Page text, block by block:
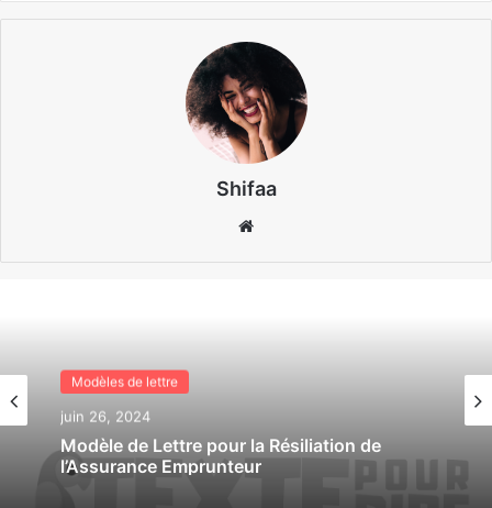
Shifaa
Website
Modèles de lettre
juin 26, 2024
Modèle de Lettre pour la Résiliation de
l’Assurance Emprunteur